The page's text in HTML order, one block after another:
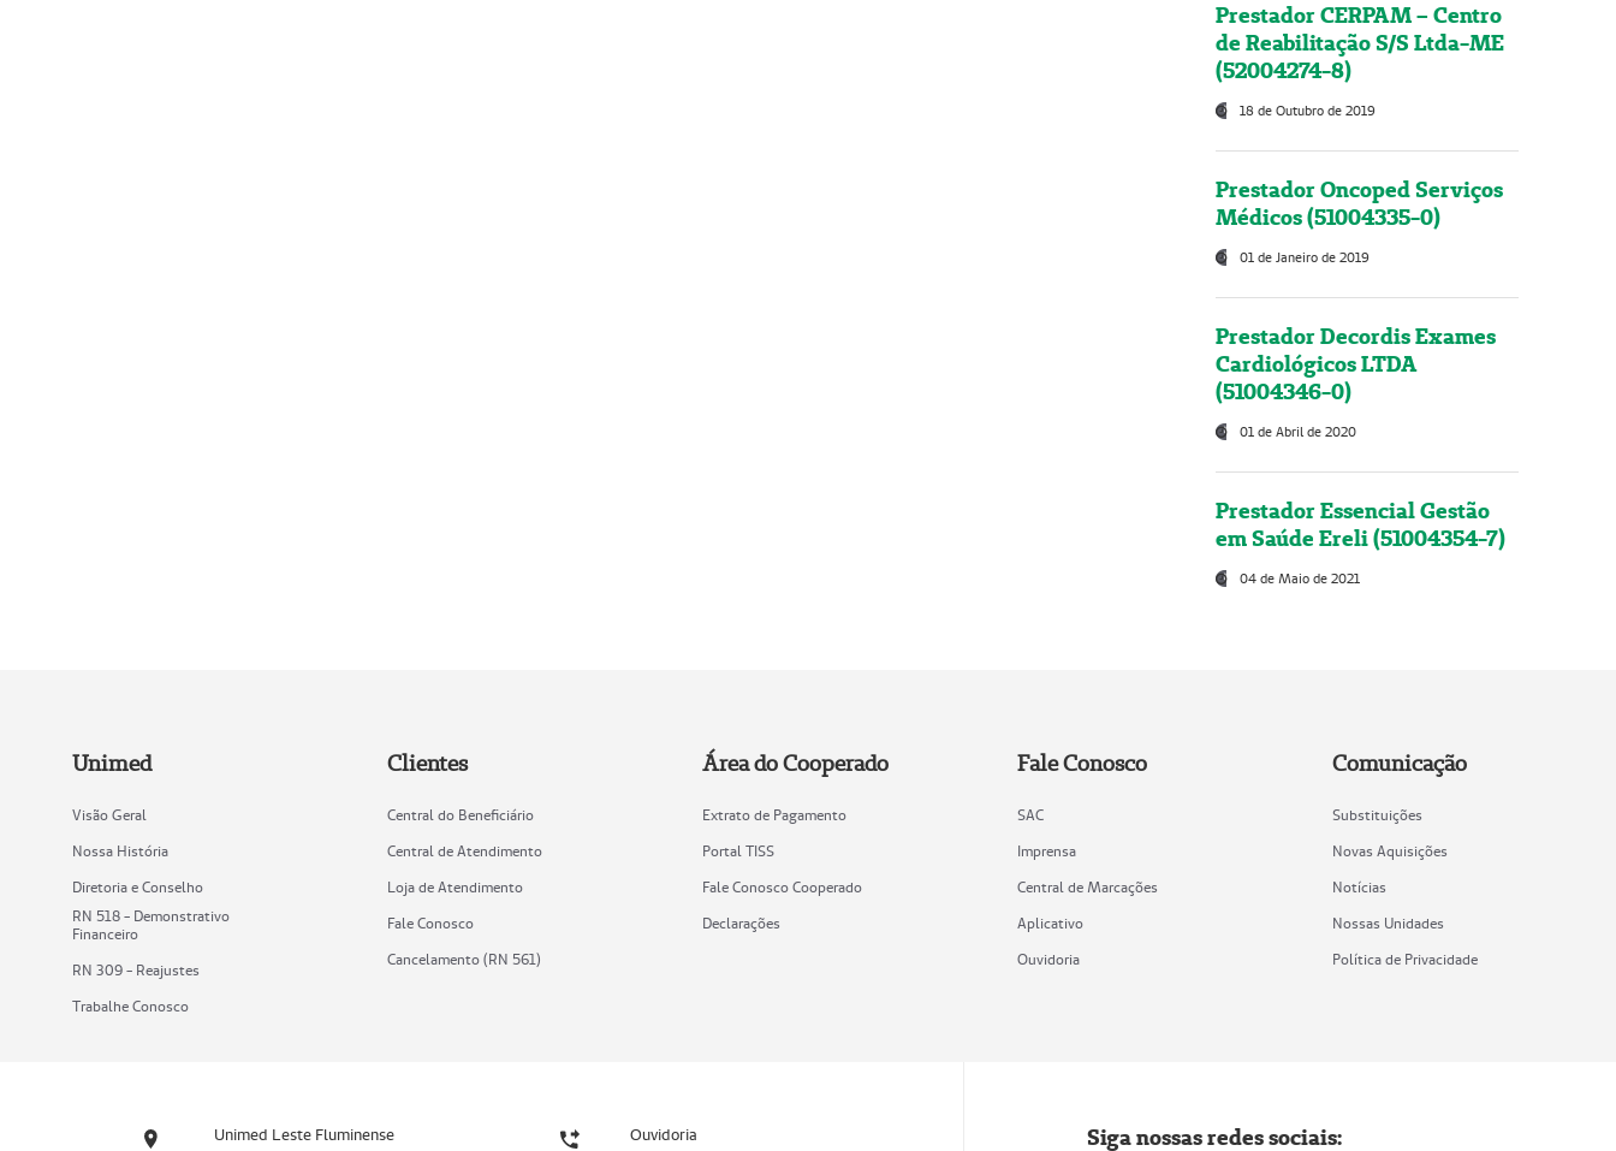
Prestador CERPAM – Centro
de Reabilitação S/S Ltda-ME
(52004274-8)
18 de Outubro de 2019
Prestador Oncoped Serviços
Médicos (51004335-0)
01 de Janeiro de 2019
Prestador Decordis Exames
Cardiológicos LTDA
(51004346-0)
01 de Abril de 2020
Prestador Essencial Gestão
em Saúde Ereli (51004354-7)
04 de Maio de 2021
Unimed
Visão Geral
Nossa História
Diretoria e Conselho
RN 518 - Demonstrativo
Financeiro
RN 309 - Reajustes
Trabalhe Conosco
Clientes
Central do Beneficiário
Central de Atendimento
Loja de Atendimento
Fale Conosco
Cancelamento (RN 561)
Área do Cooperado
Extrato de Pagamento
Portal TISS
Fale Conosco Cooperado
Declarações
Fale Conosco
SAC
Imprensa
Central de Marcações
Aplicativo
Ouvidoria
Comunicação
Substituições
Novas Aquisições
Notícias
Nossas Unidades
Política de Privacidade
Unimed Leste Fluminense Ouvidoria Siga nossas redes sociais: